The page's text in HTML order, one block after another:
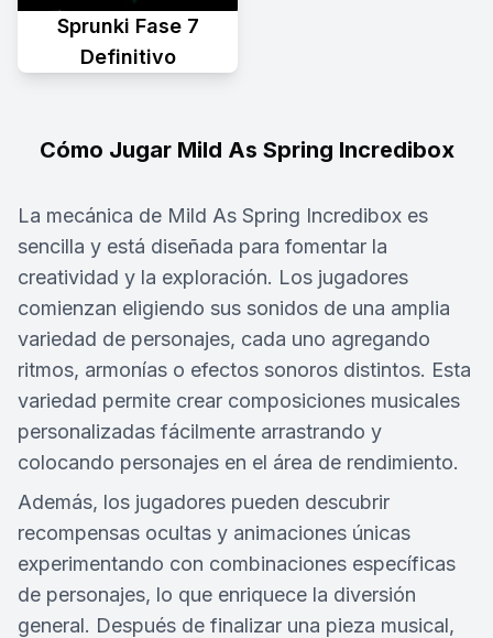
Sprunki Fase 7
Definitivo
Cómo Jugar Mild As Spring Incredibox
La mecánica de Mild As Spring Incredibox es
sencilla y está diseñada para fomentar la
creatividad y la exploración. Los jugadores
comienzan eligiendo sus sonidos de una amplia
variedad de personajes, cada uno agregando
ritmos, armonías o efectos sonoros distintos. Esta
variedad permite crear composiciones musicales
personalizadas fácilmente arrastrando y
colocando personajes en el área de rendimiento.
Además, los jugadores pueden descubrir
recompensas ocultas y animaciones únicas
experimentando con combinaciones específicas
de personajes, lo que enriquece la diversión
general. Después de finalizar una pieza musical,